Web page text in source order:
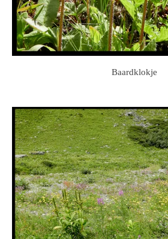
Baardklokje